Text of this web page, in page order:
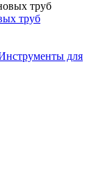
труб
для